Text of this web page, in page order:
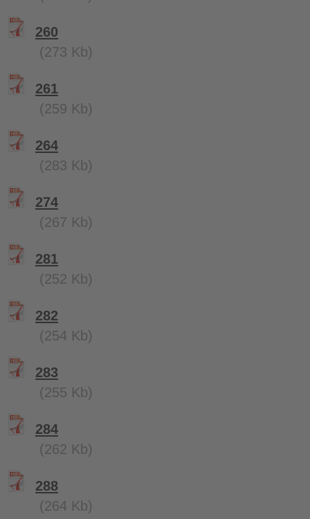
260
(273 Kb)
261
(259 Kb)
264
(283 Kb)
274
(267 Kb)
281
(252 Kb)
282
(254 Kb)
283
(255 Kb)
284
(262 Kb)
288
(264 Kb)